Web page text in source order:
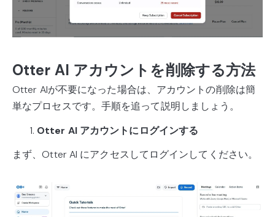
Otter AI アカウントを削除する方法
Otter AIが不要になった場合は、アカウントの削除は簡
単なプロセスです。手順を追って説明しましょう。
Otter AI アカウントにログインする
まず、Otter AI にアクセスしてログインしてください。